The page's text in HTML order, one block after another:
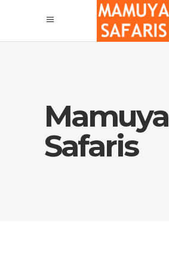
Mamuya
Safaris